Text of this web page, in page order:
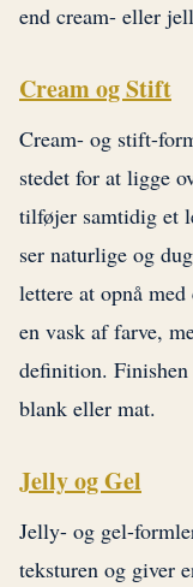
end cream- eller
Cream og Stift
Cream- og stift-
stedet for at ligge
tilføjer samtidig et
ser naturlige og
lettere at opnå
en vask af farve,
definition.
blank eller mat.
Jelly og Gel
Jelly- og gel-
teksturen og giver